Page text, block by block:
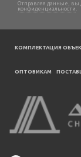
Отправляя данные, вы
конфиденциальности .
КОМПЛЕКТАЦИЯ
ОПТОВИКАМ